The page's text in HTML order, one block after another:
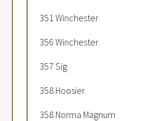
351 Winchester
356 Winchester
357 Sig
358 Hoosier
358 Norma Magnum